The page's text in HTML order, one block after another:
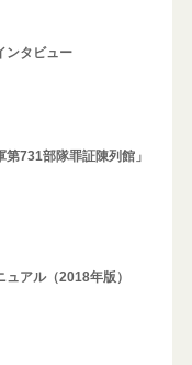
ンタビュー
731部隊罪証陳列館」
アル（2018年版）